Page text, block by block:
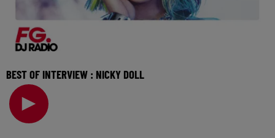
BEST OF INTERVIEW : NICKY DOLL
Elle a ouvert la voie avec Drag Race France et poursuit
aujourd'hui son aventure avec un album pop-é